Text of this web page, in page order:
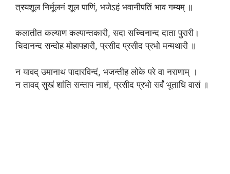
त्रयशूल निर्मूलनं शूल पाणिं, भजेऽहं भवानीपतिं भाव गम्यम्‌ ॥
कलातीत कल्याण कल्पान्तकारी, सदा सच्चिनान्द दाता पुरारी।
चिदानन्द सन्दोह मोहापहारी, प्रसीद प्रसीद प्रभो मन्मथारी ॥
न यावद् उमानाथ पादारविन्दं, भजन्तीह लोके परे वा नराणाम्‌ ।
न तावद् सुखं शांति सन्ताप नाशं, प्रसीद प्रभो सर्वं भूताधि वासं ॥